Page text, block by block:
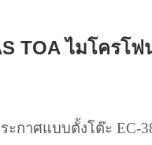
TOA ไมโครโ
ะกาศแบบตั้งโต๊ะ EC-